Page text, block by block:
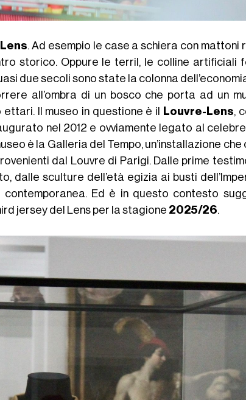
Lens. Ad esempio le case a schiera con mattoni
storico. Oppure le terril, le colline artificiali
due secoli sono state la colonna
all’ombra di un bosco che porta ad un
Il museo in questione è il
Louvre-Lens,
nel 2012 e ovviamente legato al
è la Galleria del Tempo, un’installazione
dal Louvre di Parigi. Dalle prime
dalle sculture dell’età egizia ai busti
Ed è in questo contesto
jersey del Lens per la stagione 2025/26.